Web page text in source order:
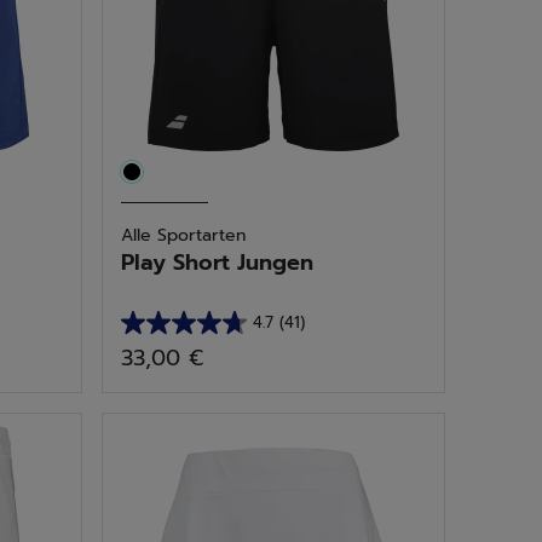
Alle Sportarten
Play Short Jungen
4.7 (41)
4.7
von
Bewertungen
33,00 €